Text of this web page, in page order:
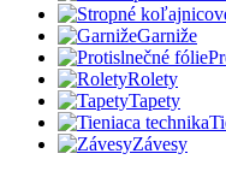
Garniže
Rolety
Tapety
Závesy